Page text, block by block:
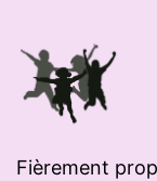
Fièrement